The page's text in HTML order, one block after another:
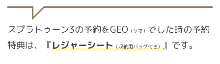
スプラトゥーン3の予約をGEO （ゲオ） でした時の予約
特典は、『レジャーシート（収納用バッグ付き）』です。